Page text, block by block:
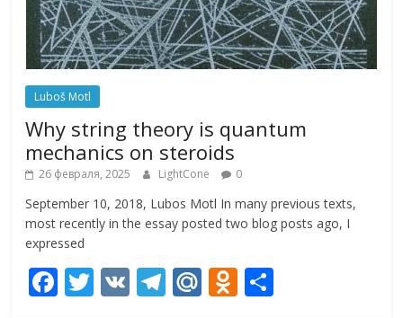
Luboš Motl
Why string theory is quantum
mechanics on steroids
26 февраля, 2025 LightCone 0
September 10, 2018, Lubos Motl In many previous texts,
most recently in the essay posted two blog posts ago, I
expressed
F T V T M O